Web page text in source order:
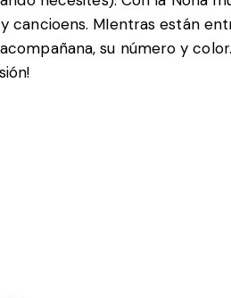
cancioens. MIentras están
su número y